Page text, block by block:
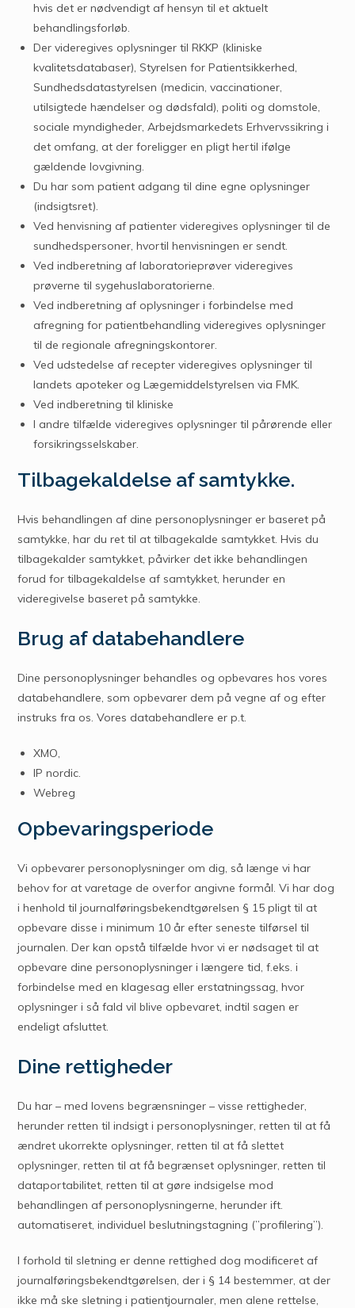
hvis det er nødvendigt af hensyn til et aktuelt
behandlingsforløb.
Der videregives oplysninger til RKKP (kliniske
kvalitetsdatabaser), Styrelsen for Patientsikkerhed,
Sundhedsdatastyrelsen (medicin, vaccinationer,
utilsigtede hændelser og dødsfald), politi og domstole,
sociale myndigheder, Arbejdsmarkedets Erhvervssikring i
det omfang, at der foreligger en pligt hertil ifølge
gældende lovgivning.
Du har som patient adgang til dine egne oplysninger
(indsigtsret).
Ved henvisning af patienter videregives oplysninger til de
sundhedspersoner, hvortil henvisningen er sendt.
Ved indberetning af laboratorieprøver videregives
prøverne til sygehuslaboratorierne.
Ved indberetning af oplysninger i forbindelse med
afregning for patientbehandling videregives oplysninger
til de regionale afregningskontorer.
Ved udstedelse af recepter videregives oplysninger til
landets apoteker og Lægemiddelstyrelsen via FMK.
Ved indberetning til kliniske
I andre tilfælde videregives oplysninger til pårørende eller
forsikringsselskaber.
Tilbagekaldelse af samtykke.
Hvis behandlingen af dine personoplysninger er baseret på
samtykke, har du ret til at tilbagekalde samtykket. Hvis du
tilbagekalder samtykket, påvirker det ikke behandlingen
forud for tilbagekaldelse af samtykket, herunder en
videregivelse baseret på samtykke.
Brug af databehandlere
Dine personoplysninger behandles og opbevares hos vores
databehandlere, som opbevarer dem på vegne af og efter
instruks fra os. Vores databehandlere er p.t.
XMO,
IP nordic.
Webreg
Opbevaringsperiode
Vi opbevarer personoplysninger om dig, så længe vi har
behov for at varetage de overfor angivne formål. Vi har dog
i henhold til journalføringsbekendtgørelsen § 15 pligt til at
opbevare disse i minimum 10 år efter seneste tilførsel til
journalen. Der kan opstå tilfælde hvor vi er nødsaget til at
opbevare dine personoplysninger i længere tid, f.eks. i
forbindelse med en klagesag eller erstatningssag, hvor
oplysninger i så fald vil blive opbevaret, indtil sagen er
endeligt afsluttet.
Dine rettigheder
Du har – med lovens begrænsninger – visse rettigheder,
herunder retten til indsigt i personoplysninger, retten til at få
ændret ukorrekte oplysninger, retten til at få slettet
oplysninger, retten til at få begrænset oplysninger, retten til
dataportabilitet, retten til at gøre indsigelse mod
behandlingen af personoplysningerne, herunder ift.
automatiseret, individuel beslutningstagning (”profilering”).
I forhold til sletning er denne rettighed dog modificeret af
journalføringsbekendtgørelsen, der i § 14 bestemmer, at der
ikke må ske sletning i patientjournaler, men alene rettelse,